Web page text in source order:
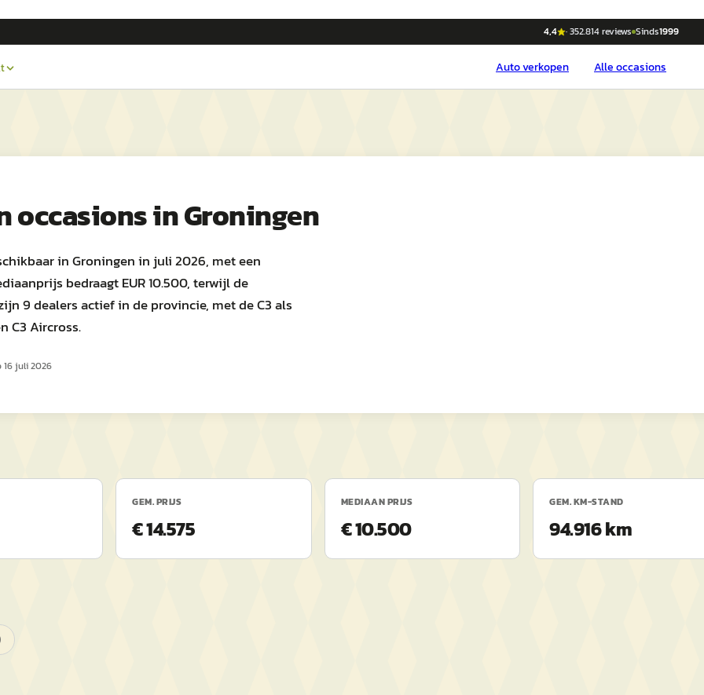
4,4 ·352.814reviews Sinds1999
Autoverkopen Alle occasions
occasions inGroningen
in Groningen in juli 2026, met een
bedraagt EUR 10.500, terwijl de
9 dealers actief in de provincie, met de C3 als
C3 Aircross.
16 juli 2026
GEM. PRIJS
€ 14.575
MEDIAAN PRIJS
€ 10.500
GEM. KM-STAND
94.916 km